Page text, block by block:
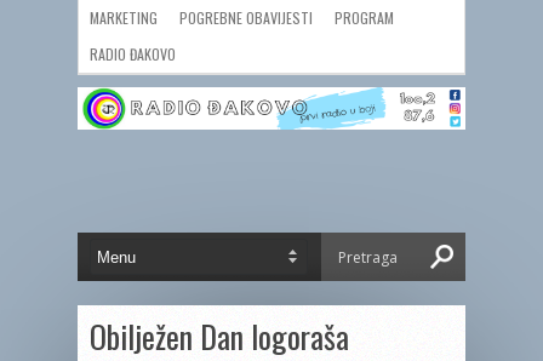
MARKETING POGREBNE OBAVIJESTI
PROGRAM
RADIO ĐAKOVO
Obilježen Dan logoraša